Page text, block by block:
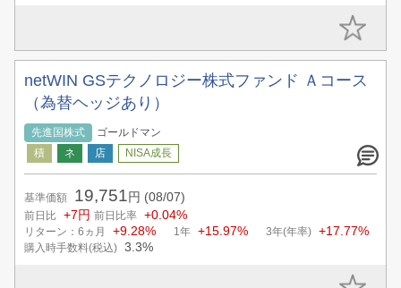
netWIN GSテクノロジー株式ファンド Ａコース
（為替ヘッジあり）
先進国株式 ゴールドマン
基準価額 19,751 円 (08/07)
前日比 +7円 前日比率 +0.04%
リターン：6ヵ月 +9.28% 1年 +15.97% 3年(年率) +17.77%
購入時手数料(税込) 3.3%